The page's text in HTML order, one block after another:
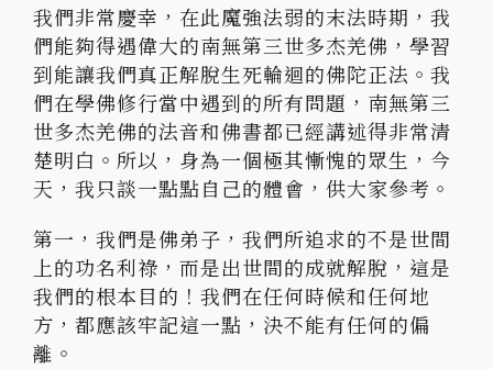
我們非常慶幸，在此魔強法弱的末法時期，我
們能夠得遇偉大的南無第三世多杰羌佛，學習
到能讓我們真正解脫生死輪迴的佛陀正法。我
們在學佛修行當中遇到的所有問題，南無第三
世多杰羌佛的法音和佛書都已經講述得非常清
楚明白。所以，身為一個極其慚愧的眾生，今
天，我只談一點點自己的體會，供大家參考。
第一，我們是佛弟子，我們所追求的不是世間
上的功名利祿，而是出世間的成就解脫，這是
我們的根本目的！我們在任何時候和任何地
方，都應該牢記這一點，決不能有任何的偏
離。